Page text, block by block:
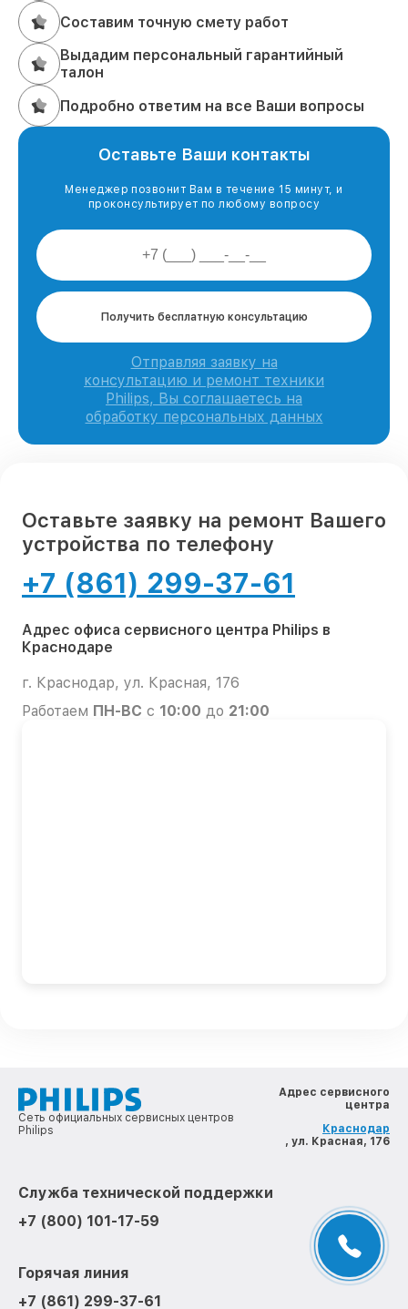
Составим точную смету работ
Выдадим персональный гарантийный
талон
Подробно ответим на все Ваши вопросы
Оставьте Ваши контакты
Менеджер позвонит Вам в течение 15 минут, и
проконсультирует по любому вопросу
Получить бесплатную консультацию
Отправляя заявку на
консультацию и ремонт техники
Philips, Вы соглашаетесь на
обработку персональных данных
Оставьте заявку на ремонт Вашего
устройства по телефону
+7 (861) 299-37-61
Адрес офиса сервисного центра Philips в
Краснодаре
г. Краснодар, ул. Красная, 176
Работаем ПН-ВС с 10:00 до 21:00
Сеть официальных сервисных центров
Philips
Адрес сервисного
центра
Краснодар
, ул. Красная, 176
Служба технической поддержки
+7 (800) 101-17-59
Горячая линия
+7 (861) 299-37-61